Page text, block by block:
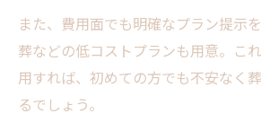
直葬・家族葬の特徴比較表
ご遺族の希望に合う形式の
費用面から考える最適な葬
また、費用面でも明確なプラン提示
葬などの低コストプランも用意。こ
用すれば、初めての方でも不安なく
るでしょう。